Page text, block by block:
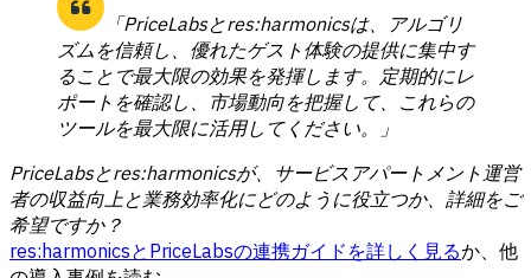
「PriceLabsとres:harmonicsは、アルゴリ
ズムを信頼し、優れたゲスト体験の提供に集中す
ることで最大限の効果を発揮します。定期的にレ
ポートを確認し、市場動向を把握して、これらの
ツールを最大限に活用してください。」
PriceLabsとres:harmonicsが、サービスアパートメント運営
者の収益向上と業務効率化にどのように役立つか、詳細をご
希望ですか？
res:harmonicsとPriceLabsの連携ガイドを詳しく見るか、 他